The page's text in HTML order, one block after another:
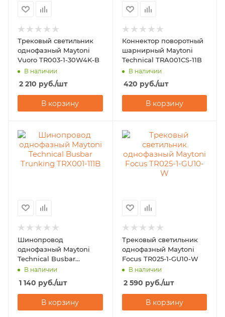
Трековый светильник
однофазный Maytoni
Vuoro TR003-1-30W4K-B
В наличии
2 210 руб./шт
В корзину
Коннектор поворотный
шарнирный Maytoni
Technical TRA001CS-11B
В наличии
420 руб./шт
В корзину
Шинопровод
однофазный Maytoni
Technical Busbar
Trunking TRX001-111B
В наличии
1 140 руб./шт
В корзину
Трековый светильник
однофазный Maytoni
Focus TR025-1-GU10-W
В наличии
2 590 руб./шт
В корзину